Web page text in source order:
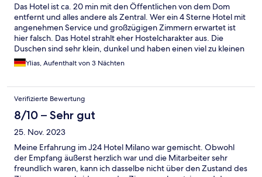
Das Hotel ist ca. 20 min mit den Öffentlichen von dem Dom
entfernt und alles andere als Zentral. Wer ein 4 Sterne Hotel mit
angenehmen Service und großzügigen Zimmern erwartet ist
hier falsch. Das Hotel strahlt eher Hostelcharakter aus. Die
Duschen sind sehr klein, dunkel und haben einen viel zu kleinen
Duschvorhang. Das Personal zeigte ebenfalls wenig
Servicebereitschaft.
Ylias, Aufenthalt von 3 Nächten
Verifizierte Bewertung
8/10 – Sehr gut
25. Nov. 2023
Meine Erfahrung im J24 Hotel Milano war gemischt. Obwohl
der Empfang äußerst herzlich war und die Mitarbeiter sehr
freundlich waren, kann ich dasselbe nicht über den Zustand des